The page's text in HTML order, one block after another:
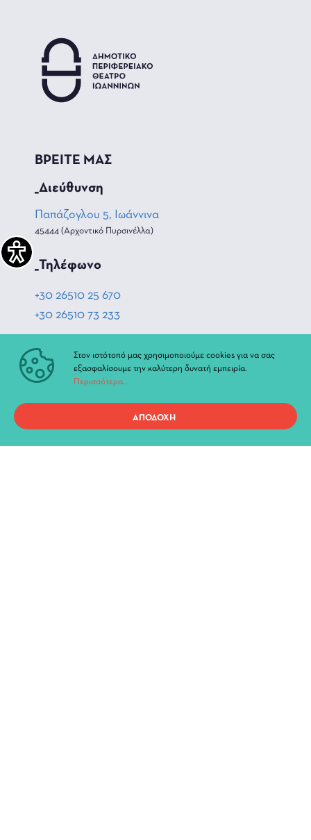
ΒΡΕΙΤΕ ΜΑΣ
_Διεύθυνση
Παπάζογλου 5, Ιωάννινα
45444 (Αρχοντικό Πυρσινέλλα)
_Τηλέφωνο
+30 26510 25 670
+30 26510 73 233
_Hλεκτρονική διεύθυνση
diperiftheat@ioannina.gr
Στον ιστότοπό μας χρησιμοποιούμε cookies για να σας
εξασφαλίσουμε την καλύτερη δυνατή εμπειρία.
Περισσότερα...
ΑΠΟΔΟΧΗ